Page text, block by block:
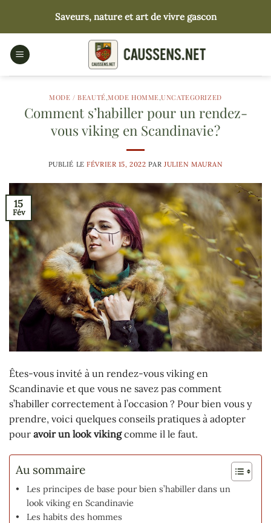
contenu
Saveurs, nature et art de vivre gascon
MODE / BEAUTÉ,MODE HOMME,UNCATEGORIZED
Comment s’habiller pour un rendez-
vous viking en Scandinavie ?
PUBLIÉ LEFÉVRIER 15, 2022 PAR JULIEN MAURAN
15
Fév
Êtes-vous invité à un rendez-vous viking en
Scandinavie et que vous ne savez pas comment
s’habiller correctement à l’occasion ? Pour bien vous y
prendre, voici quelques conseils pratiques à adopter
pour avoir un look vikingcomme il le faut.
Au sommaire
Les principes de base pour bien s’habiller dans un
look viking en Scandinavie
Les habits des hommes